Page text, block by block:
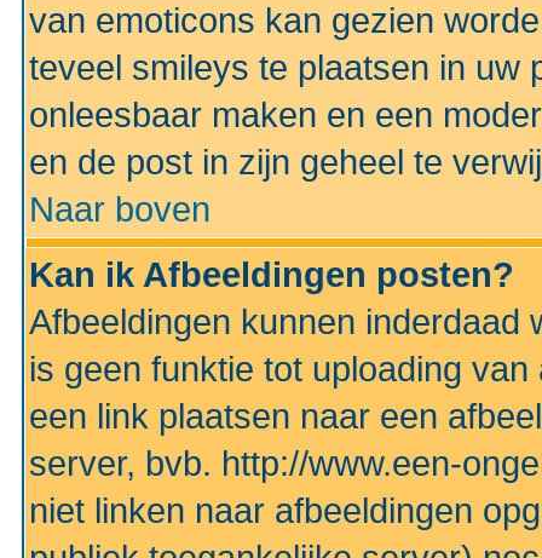
van emoticons kan gezien
teveel smileys te plaatsen in uw
onleesbaar maken en een
en de post in zijn geheel te
Naar boven
Kan ik Afbeeldingen posten?
Afbeeldingen kunnen inderdaad
is geen funktie tot uploading
een link plaatsen naar een
server, bvb. http://www.een-
niet linken naar afbeeldingen